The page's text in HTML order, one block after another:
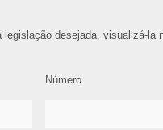
desejada, visualizá-la
Número